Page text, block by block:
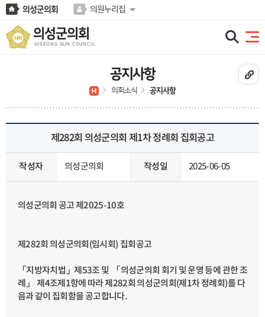
본문바로가기
의성군의회 의원누리집
의성군의회
UISEONG GUN COUNCIL
공지사항
의회소식 공지사항
제282회 의성군의회 제1차 정례회 집회공고
작성자 의성군의회 작성일 2025-06-05
의성군의회 공고 제2025-10호
제282회 의성군의회 (임시회 ) 집회공고
「 지방자치법 」제 53조 및 「의성군의회 회기 및 운영 등에 관한 조
례」 제4조제1항에 따라 제 282회 의성군의회 (제1차 정례회 )를 다
음과 같이 집회함을 공고합니다.